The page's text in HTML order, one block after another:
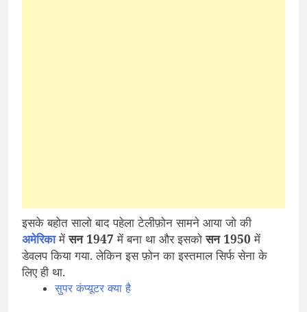
इसके बहोत सालो बाद पहेला टेलीफ़ोन सामने आया जो की
अमेरिकामेंसन 1947 में बना था और इसकोसन 1950 में
डेवलप किया गया. लेकिन इस फ़ोन का इस्तमाल सिर्फ सेना के
लिए ही था.
सुपर कंप्यूटर क्या है